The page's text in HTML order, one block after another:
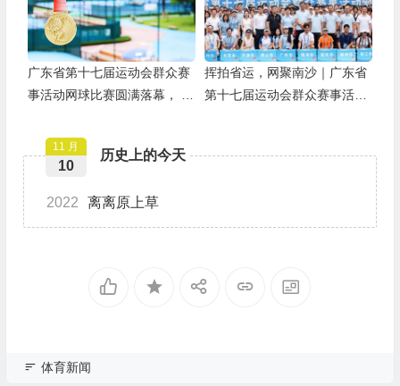
广东省第十七届运动会群众赛
事活动网球比赛圆满落幕， 四
挥拍省运，网聚南沙｜广东省
第十七届运动会群众赛事活动
历史上的今天
11 月
10
2022 离离原上草
体育新闻